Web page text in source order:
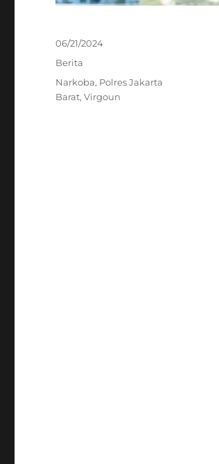
Posted
06/21/2024
Categories
Berita
Tags
Narkoba, Polres Jakarta
Barat,Virgoun